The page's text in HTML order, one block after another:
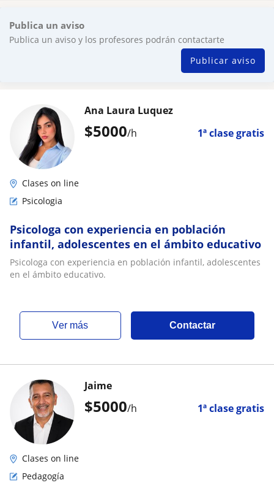
Publica un aviso
Publica un aviso y los profesores podrán contactarte
Publicar aviso
$5000/h 1ª clase gratis
Ana Laura Luquez
Clases on line
Psicologia
Psicologa con experiencia en población
infantil, adolescentes en el ámbito educativo
Psicologa con experiencia en población infantil, adolescentes
en el ámbito educativo.
ver más Contactar
$5000/h 1ª clase gratis
Jaime
Clases on line
Pedagogía